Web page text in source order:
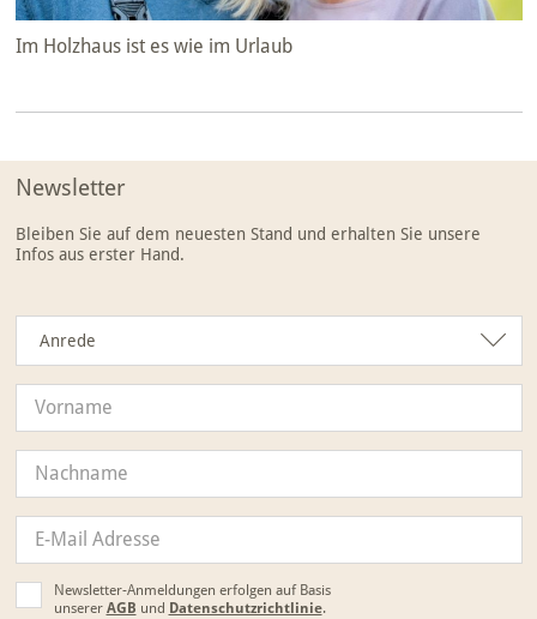
Im Holzhaus ist es wie im Urlaub
Newsletter
Bleiben Sie auf dem neuesten Stand und erhalten Sie unsere
Infos aus erster Hand.
Anrede
Newsletter-Anmeldungen erfolgen auf Basis
unserer AGB und Datenschutzrichtlinie.